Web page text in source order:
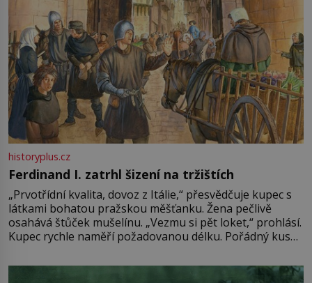
historyplus.cz
Ferdinand I. zatrhl šizení na tržištích
„Prvotřídní kvalita, dovoz z Itálie,“ přesvědčuje kupec s
látkami bohatou pražskou měšťanku. Žena pečlivě
osahává štůček mušelínu. „Vezmu si pět loket,“ prohlásí.
Kupec rychle naměří požadovanou délku. Pořádný kus
milostpaní. Stačí jenom na sukni,“ zhodnotí švadlena
množství růžového mušelínu. „Ošidili vás, podívejte.“